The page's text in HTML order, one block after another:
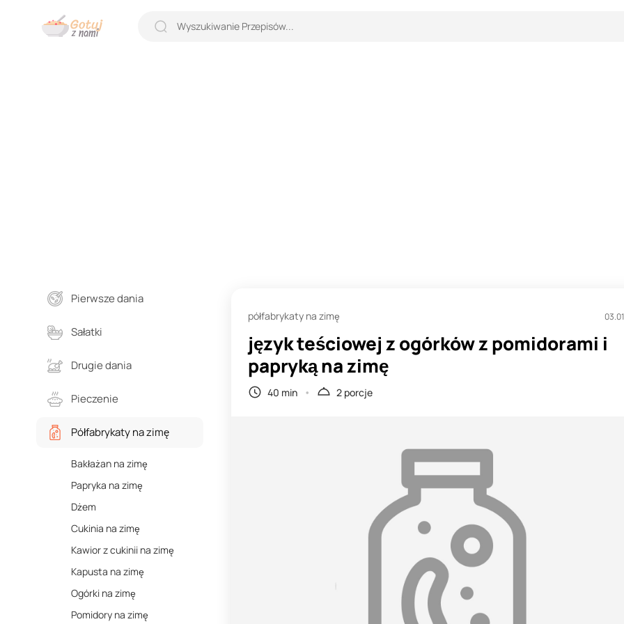
Pierwsze dania
Sałatki
Drugie dania
Pieczenie
Półfabrykaty na zimę
Bakłażan na zimę
Papryka na zimę
Dżem
Cukinia na zimę
Kawior z cukinii na zimę
Kapusta na zimę
Ogórki na zimę
Pomidory na zimę
półfabrykaty na zimę
język teściowej z ogórków z pomidorami i
papryką na zimę
40 min 2 porcje